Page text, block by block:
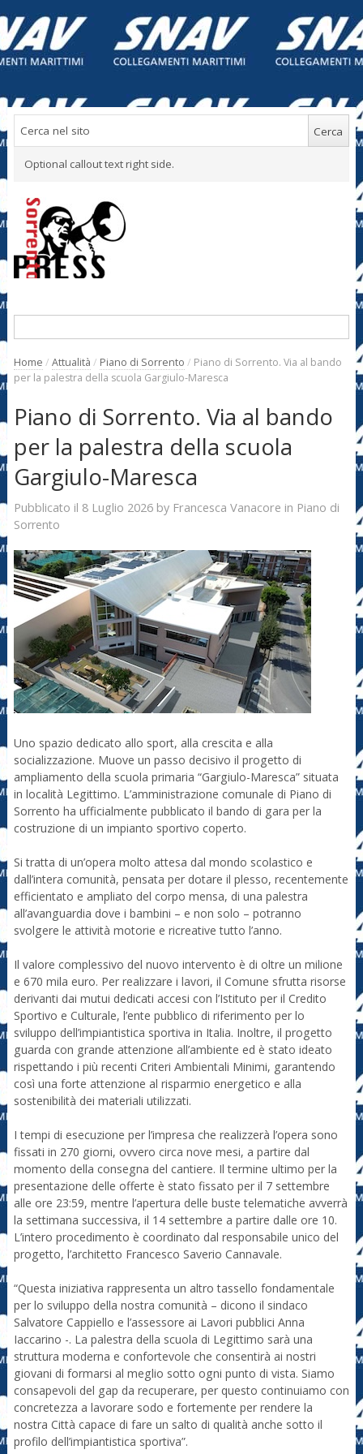
Optional callout text right side.
Home / Attualità / Piano di Sorrento / Piano di Sorrento. Via al bando
per la palestra della scuola Gargiulo-Maresca
Piano di Sorrento. Via al bando
per la palestra della scuola
Gargiulo-Maresca
Pubblicato il 8 Luglio 2026by Francesca Vanacore in Piano di
Sorrento
Uno spazio dedicato allo sport, alla crescita e alla
socializzazione. Muove un passo decisivo il progetto di
ampliamento della scuola primaria “Gargiulo-Maresca” situata
in località Legittimo. L’amministrazione comunale di Piano di
Sorrento ha ufficialmente pubblicato il bando di gara per la
costruzione di un impianto sportivo coperto.
Si tratta di un’opera molto attesa dal mondo scolastico e
dall’intera comunità, pensata per dotare il plesso, recentemente
efficientato e ampliato del corpo mensa, di una palestra
all’avanguardia dove i bambini – e non solo – potranno
svolgere le attività motorie e ricreative tutto l’anno.
Il valore complessivo del nuovo intervento è di oltre un milione
e 670 mila euro. Per realizzare i lavori, il Comune sfrutta risorse
derivanti dai mutui dedicati accesi con l’Istituto per il Credito
Sportivo e Culturale, l’ente pubblico di riferimento per lo
sviluppo dell’impiantistica sportiva in Italia. Inoltre, il progetto
guarda con grande attenzione all’ambiente ed è stato ideato
rispettando i più recenti Criteri Ambientali Minimi, garantendo
così una forte attenzione al risparmio energetico e alla
sostenibilità dei materiali utilizzati.
I tempi di esecuzione per l’impresa che realizzerà l’opera sono
fissati in 270 giorni, ovvero circa nove mesi, a partire dal
momento della consegna del cantiere. Il termine ultimo per la
presentazione delle offerte è stato fissato per il 7 settembre
alle ore 23:59, mentre l’apertura delle buste telematiche avverrà
la settimana successiva, il 14 settembre a partire dalle ore 10.
L’intero procedimento è coordinato dal responsabile unico del
progetto, l’architetto Francesco Saverio Cannavale.
“Questa iniziativa rappresenta un altro tassello fondamentale
per lo sviluppo della nostra comunità – dicono il sindaco
Salvatore Cappiello e l’assessore ai Lavori pubblici Anna
Iaccarino -. La palestra della scuola di Legittimo sarà una
struttura moderna e confortevole che consentirà ai nostri
giovani di formarsi al meglio sotto ogni punto di vista. Siamo
consapevoli del gap da recuperare, per questo continuiamo con
concretezza a lavorare sodo e fortemente per rendere la
nostra Città capace di fare un salto di qualità anche sotto il
profilo dell’impiantistica sportiva”.